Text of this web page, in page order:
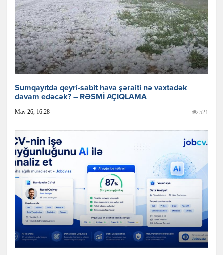
Sumqayıtda qeyri-sabit hava şəraiti nə vaxtadək
davam edəcək? – RƏSMİ AÇIQLAMA
May 26, 16:28 521